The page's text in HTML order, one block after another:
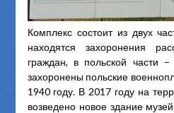
Комплекс состоит из двух
находятся захоронения
граждан, в польской части
захоронены польские
1940 году. В 2017 году на
возведено новое здание